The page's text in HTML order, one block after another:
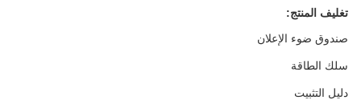
تغليف المنتج:
صندوق ضوء الإعلان
سلك الطاقة
دليل التثبيت